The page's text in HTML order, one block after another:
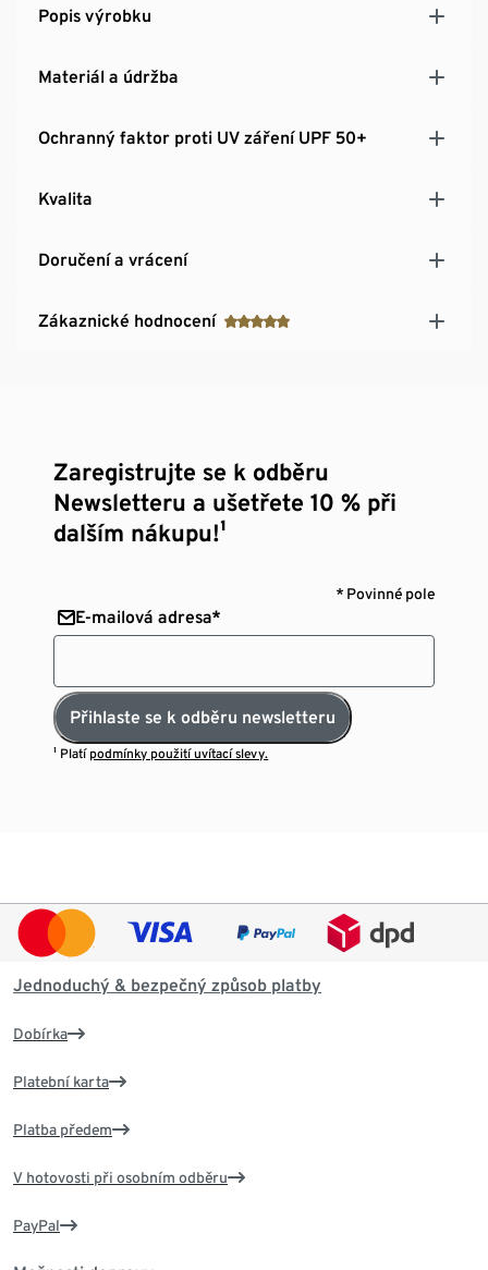
Popis výrobku
Materiál a údržba
Ochranný faktor proti UV záření UPF 50+
Kvalita
Doručení a vrácení
Zákaznické hodnocení
Zaregistrujte se k odběru
Newsletteru a ušetřete 10 % při
dalším nákupu!¹
* Povinné pole
E-mailová adresa*
Přihlaste se k odběru newsletteru
¹ Platí podmínky použití uvítací slevy.
Jednoduchý & bezpečný způsob platby
Dobírka
Platební karta
Platba předem
V hotovosti při osobním odběru
PayPal